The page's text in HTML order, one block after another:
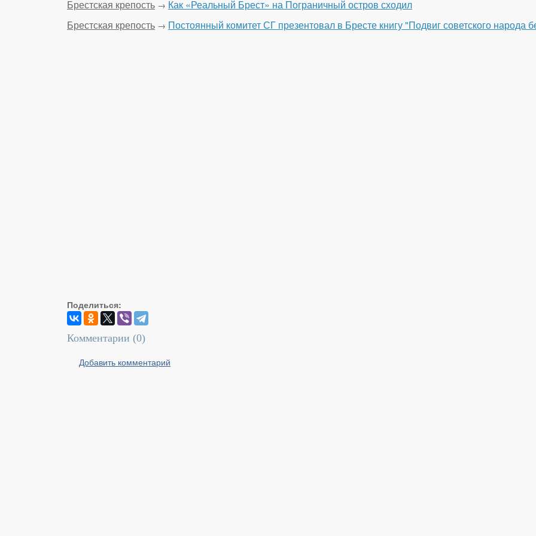
Брестская крепость → Как «Реальный Брест» на Пограничный остров сходил
Брестская крепость → Постоянный комитет СГ презентовал в Бресте книгу "Подвиг советского народа
Поделиться:
Комментарии (0)
Добавить комментарий